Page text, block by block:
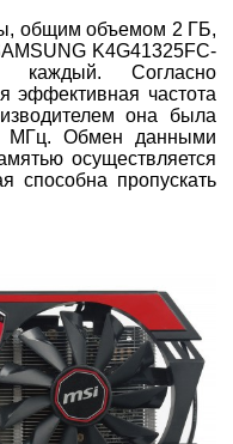
общим объемом 2 ГБ,
K4G41325FC-
Согласно
эффективная частота
она была
МГц. Обмен данными
осуществляется
способна пропускать